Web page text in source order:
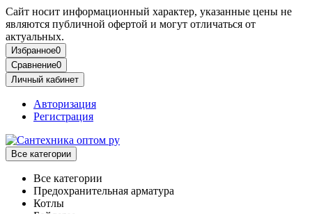
Сайт носит информационный характер, указанные цены не
являются публичной офертой и могут отличаться от
актуальных.
Избранное0
Сравнение0
Личный кабинет
Авторизация
Регистрация
Все категории
Все категории
Предохранительная арматура
Котлы